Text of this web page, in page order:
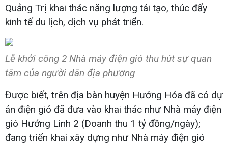
Quảng Trị khai thác năng lượng tái tạo, thúc đẩy
kinh tế du lịch, dịch vụ phát triển.
Lễ khởi công 2 Nhà máy điện gió thu hút sự quan
tâm của người dân địa phương
Được biết, trên địa bàn huyện Hướng Hóa đã có dự
án điện gió đã đưa vào khai thác như Nhà máy điện
gió Hướng Linh 2 (Doanh thu 1 tỷ đồng/ngày);
đang triển khai xây dựng như Nhà máy điện gió